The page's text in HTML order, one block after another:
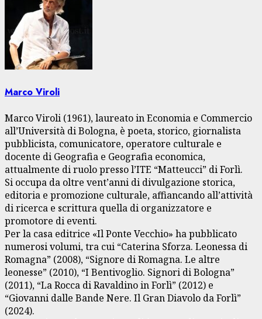
Marco Viroli
Marco Viroli (1961), laureato in Economia e Commercio
all’Università di Bologna, è poeta, storico, giornalista
pubblicista, comunicatore, operatore culturale e
docente di Geografia e Geografia economica,
attualmente di ruolo presso l’ITE “Matteucci” di Forlì.
Si occupa da oltre vent’anni di divulgazione storica,
editoria e promozione culturale, affiancando all’attività
di ricerca e scrittura quella di organizzatore e
promotore di eventi.
Per la casa editrice «Il Ponte Vecchio» ha pubblicato
numerosi volumi, tra cui “Caterina Sforza. Leonessa di
Romagna” (2008), “Signore di Romagna. Le altre
leonesse” (2010), “I Bentivoglio. Signori di Bologna”
(2011), “La Rocca di Ravaldino in Forlì” (2012) e
“Giovanni dalle Bande Nere. Il Gran Diavolo da Forlì”
(2024).